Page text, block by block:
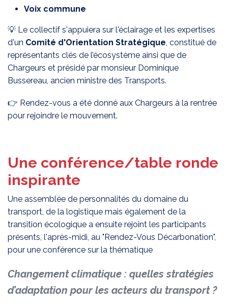
Voix commune
💡 Le collectif s'appuiera sur l'éclairage et les expertises
d'un Comité d'Orientation Stratégique , constitué de
représentants clés de l’écosystème ainsi que de
Chargeurs et présidé par monsieur Dominique
Bussereau, ancien ministre des Transports.
👉 Rendez-vous a été donné aux Chargeurs à la rentrée
pour rejoindre le mouvement.
Une conférence/table ronde
inspirante
Une assemblée de personnalités du domaine du
transport, de la logistique mais également de la
transition écologique a ensuite rejoint les participants
présents, l'après-midi, au "Rendez-Vous Décarbonation",
pour une conférence sur la thématique
Changement climatique : quelles stratégies
d’adaptation pour les acteurs du transport ?